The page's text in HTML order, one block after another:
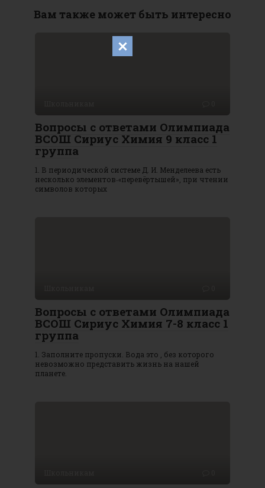
Вам также может быть интересно
Вопросы с ответами Олимпиада
ВСОШ Сириус Химия 9 класс 1
группа
1. В периодической системе Д. И. Менделеева есть
несколько элементов‑«перевёртышей», при чтении
символов которых
Вопросы с ответами Олимпиада
ВСОШ Сириус Химия 7-8 класс 1
группа
1. Заполните пропуски. Вода это , без которого
невозможно представить жизнь на нашей
планете.